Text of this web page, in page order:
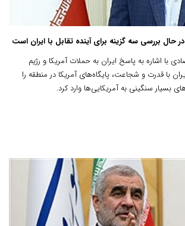
حال بررسی سه گزینه برای آینده تقابل با ایران است
با اشاره به پاسخ ایران به حملات آمریکا و رژیم
با قدرت و شجاعت، پایگاه‌های آمریکا در منطقه را
بسیار سنگینی به آمریکایی‌ها وارد کرد.